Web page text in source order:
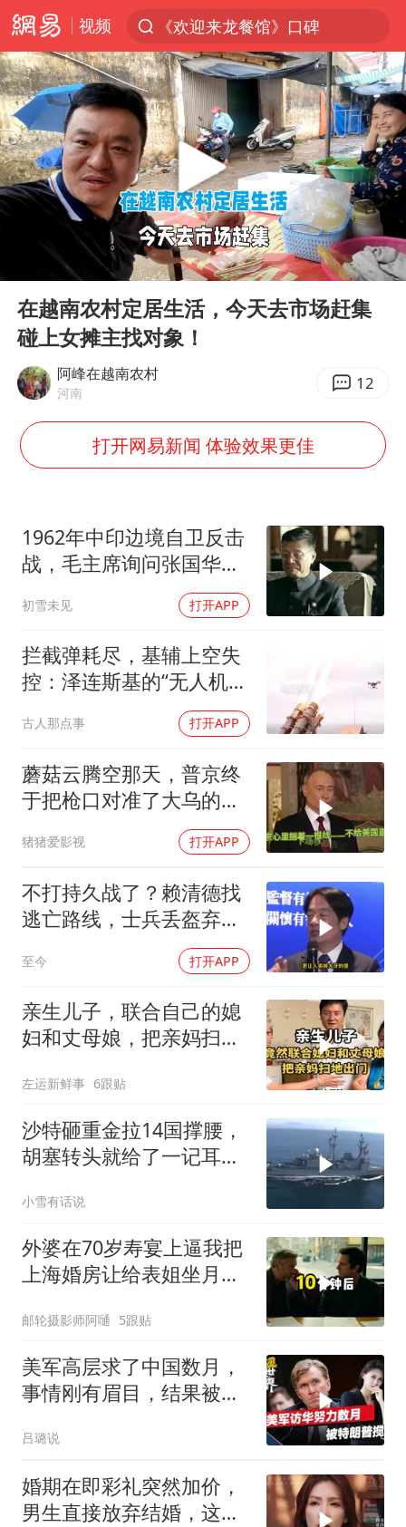
视频
《欢迎来龙餐馆》口碑
光影经济撬动暑期消费新蓝海
西湖突现狂风暴雨 游客瞬间被浇透
视频丨中国东方电气集团原党组副书记、董事宋致远被查
“不怕六爷挂得多 就怕六爷挂一颗”
杭州全市有序停课
直击东北超：哈尔滨vs通辽
香港宏福苑火灾或由烟头引起
白海豚将正面袭击贯穿浙江
浙江台州《告全体市民书》
梁家辉百花奖演讲落泪
大V：马科斯把路走绝了
香港正式允许“拒绝抢救”
乐享全民健身 共筑健康中国
Play
00:00 05:30
在越南农村定居生活，今天去市场赶集
碰上女摊主找对象！
阿峰在越南农村
河南 12
打开网易新闻 体验效果更佳
1962年中印边境自卫反击
战，毛主席询问张国华能
初雪未见 打开APP
拦截弹耗尽，基辅上空失
控：泽连斯基的“无人机神
话”为何突然没人提了
古人那点事 打开APP
蘑菇云腾空那天，普京终
于把枪口对准了大乌的军
猪猪爱影视 打开APP
不打持久战了？赖清德找
逃亡路线，士兵丢盔弃
甲，解放军对其更名
至今 打开APP
亲生儿子，联合自己的媳
妇和丈母娘，把亲妈扫地
左运新鲜事 6跟贴
沙特砸重金拉14国撑腰，
胡塞转头就给了一记耳
了？
小雪有话说
外婆在70岁寿宴上逼我把
上海婚房让给表姐坐月
邮轮摄影师阿嗵 5跟贴
美军高层求了中国数月，
事情刚有眉目，结果被特
吕璐说
婚期在即彩礼突然加价，
男生直接放弃结婚，这件